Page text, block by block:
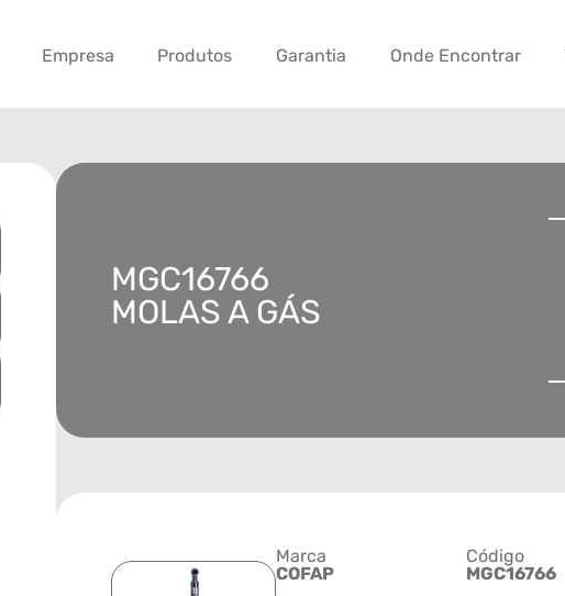
Empresa Produtos Garantia Onde Encontrar
MGC16766
MOLAS A GÁS
Marca
COFAP
Código
MGC16766